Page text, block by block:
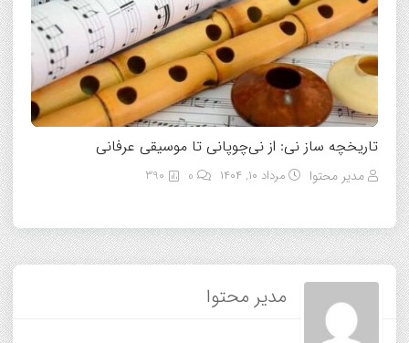
تاریخچه ساز نی: از نی‌چوپانی تا موسیقی عرفانی
مدیر محتوا مرداد ۱۰, ۱۴۰۴ 390
مدیر محتوا